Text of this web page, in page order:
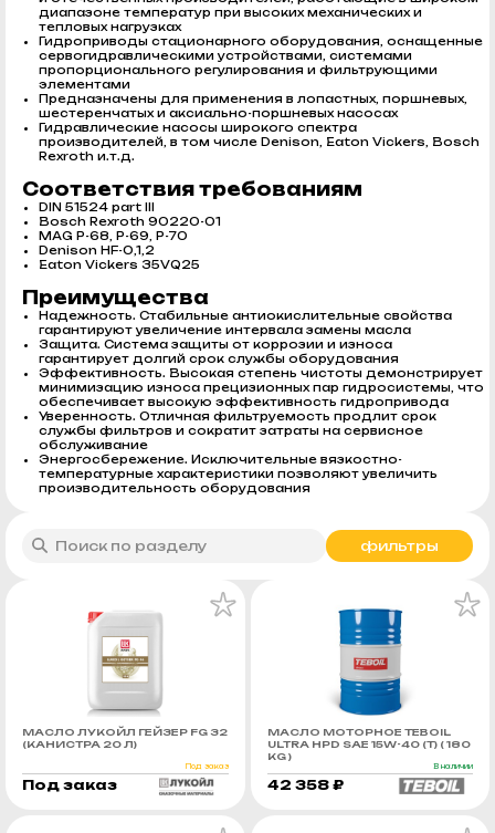
диапазоне температур при высоких механических и
тепловых нагрузках
Гидроприводы стационарного оборудования, оснащенные
сервогидравлическими устройствами, системами
пропорционального регулирования и фильтрующими
элементами
Предназначены для применения в лопастных, поршневых,
шестеренчатых и аксиально-поршневых насосах
Гидравлические насосы широкого спектра
производителей, в том числе Denison, Eaton Vickers, Bosch
Rexroth и.т.д.
Соответствия требованиям
DIN 51524 part III
Bosch Rexroth 90220-01
MAG P-68, P-69, P-70
Denison HF-0,1,2
Eaton Vickers 35VQ25
Преимущества
Надежность. Стабильные антиокислительные свойства
гарантируют увеличение интервала замены масла
Защита. Система защиты от коррозии и износа
гарантирует долгий срок службы оборудования
Эффективность. Высокая степень чистоты демонстрирует
минимизацию износа прецизионных пар гидросистемы, что
обеспечивает высокую эффективность гидропривода
Уверенность. Отличная фильтруемость продлит срок
службы фильтров и сократит затраты на сервисное
обслуживание
Энергосбережение. Исключительные вязкостно-
температурные характеристики позволяют увеличить
производительность оборудования
фильтры
МАСЛО ЛУКОЙЛ ГЕЙЗЕР FG 32
(КАНИСТРА 20 Л)
Под заказ
Под заказ
МАСЛО МОТОРНОЕ TEBOIL
ULTRA HPD SAE 15W-40 (Т) ( 180
KG )
В наличии
42 358 ₽